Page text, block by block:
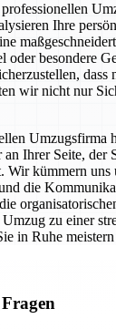
Ihre
oder besondere
dass
wir nicht nur
Umzugsfirma
an Ihrer Seite, der
Wir kümmern
die
zu einer
in Ruhe